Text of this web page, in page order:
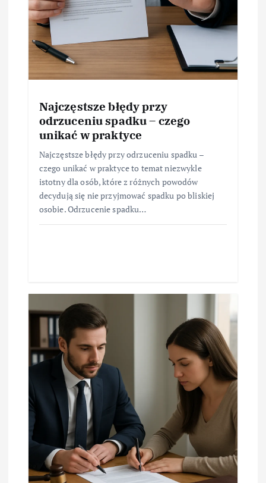
Najczęstsze błędy przy
odrzuceniu spadku – czego
unikać w praktyce
Najczęstsze błędy przy odrzuceniu spadku –
czego unikać w praktyce to temat niezwykle
istotny dla osób, które z różnych powodów
decydują się nie przyjmować spadku po bliskiej
osobie. Odrzucenie spadku…